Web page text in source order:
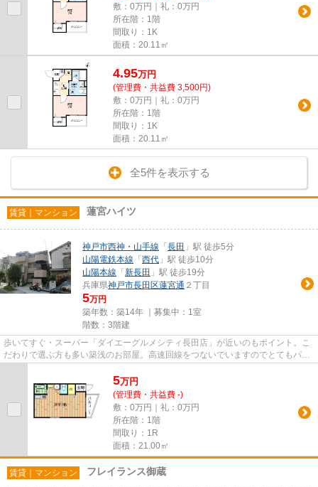
敷：0万円｜礼：0万円
所在階：1階
間取り：1K
面積：20.11㎡
4.95万円
(管理費・共益費 3,500円)
敷：0万円｜礼：0万円
所在階：1階
間取り：1K
面積：20.11㎡
全5件を表示する
賃貸｜マンション 蓮宮ハイツ
神戸市西神・山手線 「 長田 」駅 徒歩5分
山陽電鉄本線 「 西代 」駅 徒歩10分
山陽本線 「 新長田 」駅 徒歩19分
兵庫県神戸市長田区蓮宮通 ２丁目
5万円
築年数：築14年 ｜募集中： 1室
階数：3階建
歩いてすぐ・スーパー「ダイエーグルメシティ長田店」が近いのもポイント。こ
だわりで選ぶ方も多い築浅のお部屋。高速回線をつないでいますのでとてもパソ
5万円
(管理費・共益費 -)
敷：0万円｜礼：0万円
所在階：1階
間取り：1R
面積：21.00㎡
賃貸｜マンション フレイランス御蔵